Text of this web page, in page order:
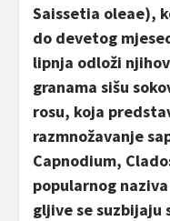
Saissetia oleae),
do devetog
lipnja odloži
granama sišu
rosu, koja
razmnožavanje
Capnodium,
popularnog
gljive se suzbijaju